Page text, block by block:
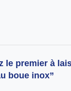
le premier à
boue inox”